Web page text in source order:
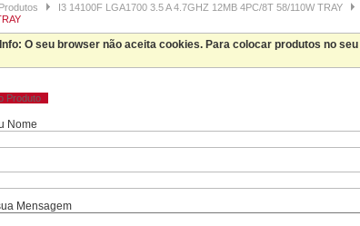
Produtos I3 14100F LGA1700 3.5 A 4.7GHZ 12MB 4PC/8T 58/110W TRAY
Info: O seu browser não aceita cookies. Para colocar produtos no
Produto
Nome
Mensagem